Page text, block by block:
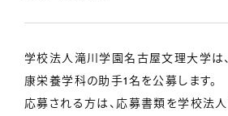
学校法人滝川学園名古屋文理大学は
康栄養学科の助手1名を公募します。
応募される方は、応募書類を学校法